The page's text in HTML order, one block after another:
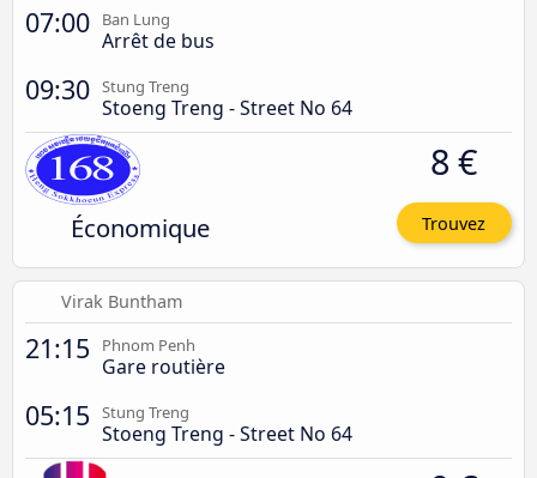
07:00 Ban Lung
Arrêt de bus
09:30 Stung Treng
Stoeng Treng - Street No 64
Économique
8 €
Trouvez
Virak Buntham
21:15 Phnom Penh
Gare routière
05:15 Stung Treng
Stoeng Treng - Street No 64